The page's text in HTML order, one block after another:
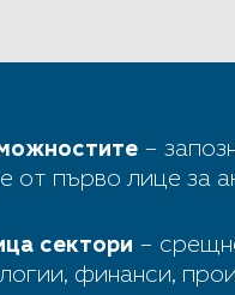
–
от първо лице за
сектори –
финанси,